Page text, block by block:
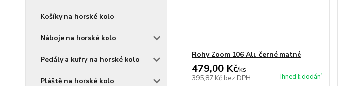
Košíky na horské kolo
Náboje na horské kolo
Pedály a kufry na horské kolo
Pláště na horské kolo
Rohy Zoom 106 Alu černé matné
479,00 Kč/ks
395,87 Kč bez DPH Ihned k dodání